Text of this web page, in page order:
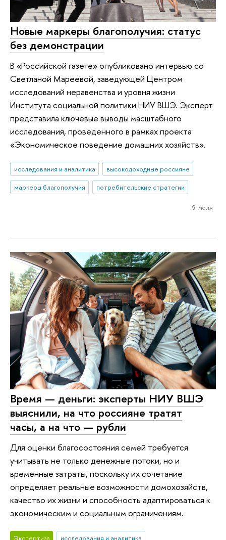
Новые маркеры благополучия: статус
без демонстрации
В «Российской газете» опубликовано интервью со
Светланой Мареевой, заведующей Центром
исследований неравенства и уровня жизни
Института социальной политики НИУ ВШЭ. Эксперт
представила ключевые выводы масштабного
исследования, проведенного в рамках проекта
«Экономическое поведение домашних хозяйств».
исследования и аналитика
высокодоходные россияне
маркеры благополучия
потребительские стратегии
9 июля
Время — деньги: эксперты НИУ ВШЭ
выяснили, на что россияне тратят
часы, а на что — рубли
Для оценки благосостояния семей требуется
учитывать не только денежные потоки, но и
временные затраты, поскольку их сочетание
определяет реальные возможности домохозяйств,
качество их жизни и способность адаптироваться к
экономическим и социальным ограничениям.
Экспертиза исследования и аналитика